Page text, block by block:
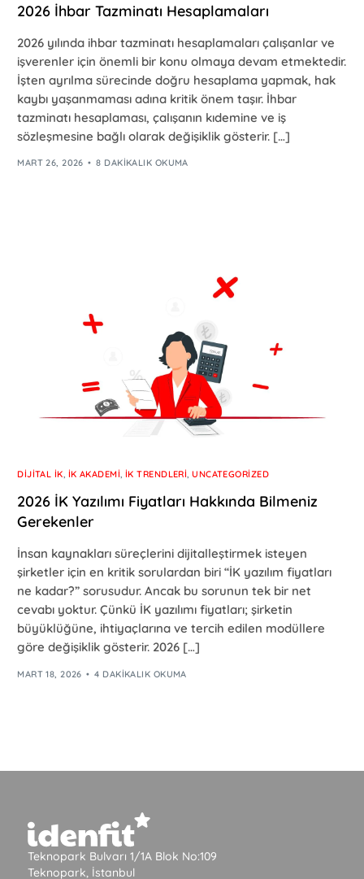
2026 İhbar Tazminatı Hesaplamaları
2026 yılında ihbar tazminatı hesaplamaları çalışanlar ve
işverenler için önemli bir konu olmaya devam etmektedir.
İşten ayrılma sürecinde doğru hesaplama yapmak, hak
kaybı yaşanmaması adına kritik önem taşır. İhbar
tazminatı hesaplaması, çalışanın kıdemine ve iş
sözleşmesine bağlı olarak değişiklik gösterir. […]
MART 26, 2026 8 DAKIKALIK OKUMA
DIJITAL İK, İK AKADEMI, İK TRENDLERI,UNCATEGORIZED
2026 İK Yazılımı Fiyatları Hakkında Bilmeniz
Gerekenler
İnsan kaynakları süreçlerini dijitalleştirmek isteyen
şirketler için en kritik sorulardan biri “İK yazılım fiyatları
ne kadar?” sorusudur. Ancak bu sorunun tek bir net
cevabı yoktur. Çünkü İK yazılımı fiyatları; şirketin
büyüklüğüne, ihtiyaçlarına ve tercih edilen modüllere
göre değişiklik gösterir. 2026 […]
MART 18, 2026 4 DAKIKALIK OKUMA
Teknopark Bulvarı 1/1A Blok No:109
Teknopark, İstanbul